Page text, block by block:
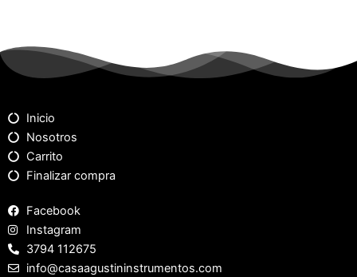
Inicio
Nosotros
Carrito
Finalizar compra
Facebook
Instagram
3794 112675
info@casaagustininstrumentos.com